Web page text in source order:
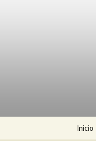
Inicio